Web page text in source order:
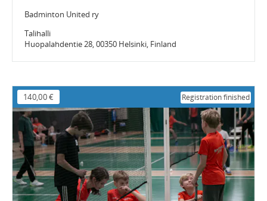
Badminton United ry
Talihalli
Huopalahdentie 28, 00350 Helsinki, Finland
140,00 € Registration finished